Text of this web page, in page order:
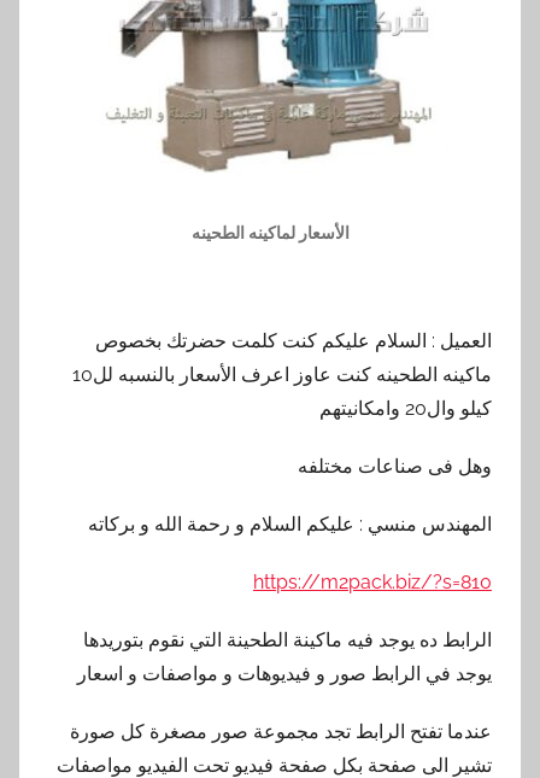
الأسعار لماكينه الطحينه
العميل : السلام عليكم كنت كلمت حضرتك بخصوص
ماكينه الطحينه كنت عاوز اعرف الأسعار بالنسبه لل10
كيلو وال20 وامكانيتهم
وهل فى صناعات مختلفه
المهندس منسي : عليكم السلام و رحمة الله و بركاته
https://m2pack.biz/?s=810
الرابط ده يوجد فيه ماكينة الطحينة التي نقوم بتوريدها
يوجد في الرابط صور و فيديوهات و مواصفات و اسعار
عندما تفتح الرابط تجد مجموعة صور مصغرة كل صورة
تشير الى صفحة بكل صفحة فيديو تحت الفيديو مواصفات